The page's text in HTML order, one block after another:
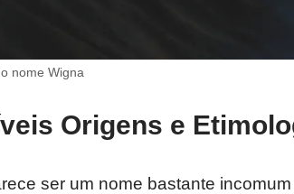
nome Wigna
Origens e
ser um nome bastante